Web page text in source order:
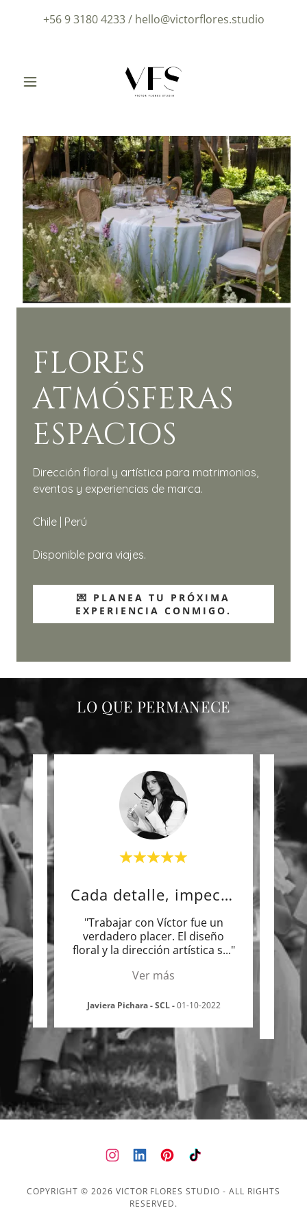
+56 9 3180 4233/ hello@victorflores.studio
FLORES
ATMÓSFERAS
ESPACIOS
Dirección floral y artística para matrimonios,
eventos y experiencias de marca.
Chile | Perú
Disponible para viajes.
💌 PLANEA TU PRÓXIMA
EXPERIENCIA CONMIGO.
LO QUE PERMANECE
lo
..."
Cada detalle, impecable.
"Trabajar con Víctor fue un
verdadero placer. El diseño
floral y la dirección artística s..."
Ver más
Javiera Pichara - SCL-01-10-2022
COPYRIGHT © 2026 VICTOR FLORES STUDIO - ALL RIGHTS
RESERVED.